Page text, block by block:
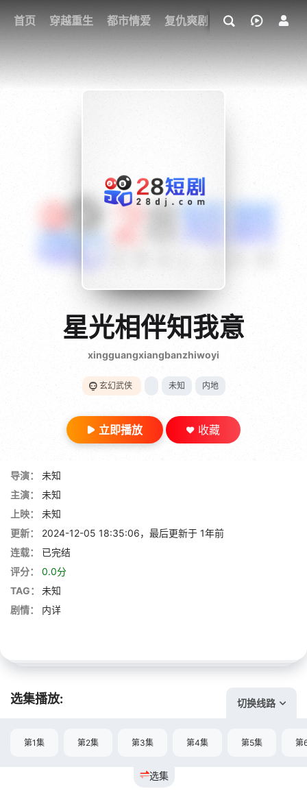
首页 穿越重生 都市情爱 复仇爽剧 玄幻武侠 奇幻
我的观影记录
{if condition="$obj.vod_points
gt 0"}
28短剧
星光相伴知我意
xingguangxiangbanzhiwoyi
玄幻武侠 未知 内地
立即播放 收藏
导演：
未知
主演：
未知
上映：
未知
更新：
2024-12-05 18:35:06，最后更新于 1年前
连载：
已完结
评分：
0.0分
TAG：
未知
剧情：
内详
选集播放: 切换线路
选集
第1集 第2集 第3集 第4集 第5集 第